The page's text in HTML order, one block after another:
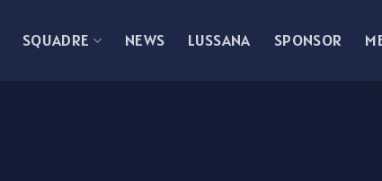
SQUADRE NEWS LUSSANA SPONSOR